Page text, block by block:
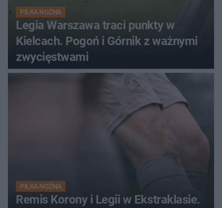
PIŁKA NOŻNA
Legia Warszawa traci punkty w
Kielcach. Pogoń i Górnik z ważnymi
zwycięstwami
PIŁKA NOŻNA
Remis Korony i Legii w Ekstraklasie.